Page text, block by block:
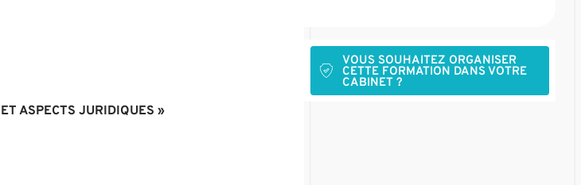
ASPECTS JURIDIQUES »
VOUS SOUHAITEZ ORGANISER
CETTE FORMATION DANS VOTRE
CABINET ?